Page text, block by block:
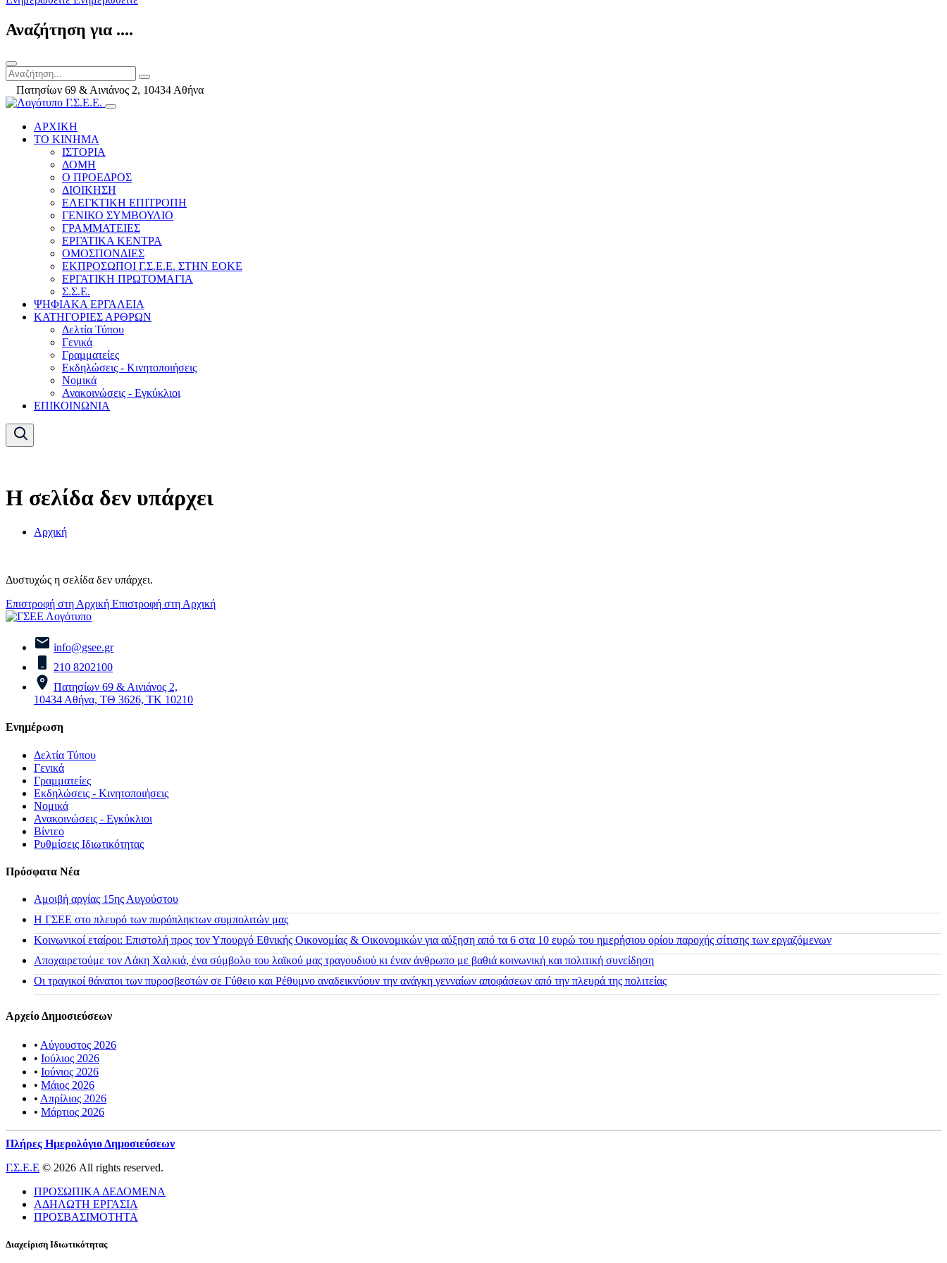
Αναζήτηση για ....
Πατησίων 69 & Αινιάνος 2, 10434 Αθήνα
ΑΡΧΙΚΗ
ΤΟ ΚΙΝΗΜΑ
ΙΣΤΟΡΙΑ
ΔΟΜΗ
Ο ΠΡΟΕΔΡΟΣ
ΔΙΟΙΚΗΣΗ
ΕΛΕΓΚΤΙΚΗ ΕΠΙΤΡΟΠΗ
ΓΕΝΙΚΟ ΣΥΜΒΟΥΛΙΟ
ΓΡΑΜΜΑΤΕΙΕΣ
ΕΡΓΑΤΙΚΑ ΚΕΝΤΡΑ
ΟΜΟΣΠΟΝΔΙΕΣ
ΕΚΠΡΟΣΩΠΟΙ Γ.Σ.Ε.Ε. ΣΤΗΝ ΕΟΚΕ
ΕΡΓΑΤΙΚΗ ΠΡΩΤΟΜΑΓΙΑ
Σ.Σ.Ε.
ΨΗΦΙΑΚΑ ΕΡΓΑΛΕΙΑ
ΚΑΤΗΓΟΡΙΕΣ ΑΡΘΡΩΝ
Δελτία Τύπου
Γενικά
Γραμματείες
Εκδηλώσεις - Κινητοποιήσεις
Νομικά
Ανακοινώσεις - Εγκύκλιοι
ΕΠΙΚΟΙΝΩΝΙΑ
Η σελίδα δεν υπάρχει
Αρχική
Δυστυχώς η σελίδα δεν υπάρχει.
Επιστροφή στη Αρχική Επιστροφή στη Αρχική
info@gsee.gr
210 8202100
Πατησίων 69 & Αινιάνος 2,
10434 Αθήνα, ΤΘ 3626, ΤΚ 10210
Ενημέρωση
Δελτία Τύπου
Γενικά
Γραμματείες
Εκδηλώσεις - Κινητοποιήσεις
Νομικά
Ανακοινώσεις - Εγκύκλιοι
Βίντεο
Ρυθμίσεις Ιδιωτικότητας
Πρόσφατα Νέα
Αμοιβή αργίας 15ης Αυγούστου
H ΓΣΕΕ στο πλευρό των πυρόπληκτων συμπολιτών μας
Κοινωνικοί εταίροι: Επιστολή προς τον Υπουργό Εθνικής Οικονομίας & Οικονομικών για αύξηση από τα 6 στα 10 ευρώ του ημερήσιου ορίου παροχής σίτισης των εργαζόμενων
Αποχαιρετούμε τον Λάκη Χαλκιά, ένα σύμβολο του λαϊκού μας τραγουδιού κι έναν άνθρωπο με βαθιά κοινωνική και πολιτική συνείδηση
Οι τραγικοί θάνατοι των πυροσβεστών σε Γύθειο και Ρέθυμνο αναδεικνύουν την ανάγκη γενναίων αποφάσεων από την πλευρά της πολιτείας
Αρχείο Δημοσιεύσεων
• Αύγουστος 2026
• Ιούλιος 2026
• Ιούνιος 2026
• Μάιος 2026
• Απρίλιος 2026
• Μάρτιος 2026
Πλήρες Ημερολόγιο Δημοσιεύσεων
Γ.Σ.Ε.Ε © 2026 All rights reserved.
ΠΡΟΣΩΠΙΚΑ ΔΕΔΟΜΕΝΑ
ΑΔΗΛΩΤΗ ΕΡΓΑΣΙΑ
ΠΡΟΣΒΑΣΙΜΟΤΗΤΑ
Διαχείριση Ιδιωτικότητας